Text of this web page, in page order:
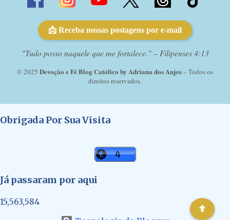
📩 Receba nossas postagens por e-mail
"Tudo posso naquele que me fortalece." – Filipenses 4:13
© 2025 Devoção e Fé Blog Católico by Adriana dos Anjos– Todos os
direitos reservados.
Obrigada Por Sua Visita
Já passaram por aqui
15,563,584